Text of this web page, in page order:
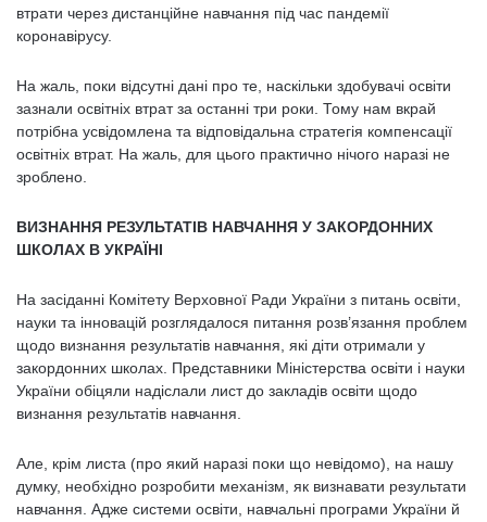
втрати через дистанційне навчання під час пандемії
коронавірусу.
На жаль, поки відсутні дані про те, наскільки здобувачі освіти
зазнали освітніх втрат за останні три роки. Тому нам вкрай
потрібна усвідомлена та відповідальна стратегія компенсації
освітніх втрат. На жаль, для цього практично нічого наразі не
зроблено.
ВИЗНАННЯ РЕЗУЛЬТАТІВ НАВЧАННЯ У ЗАКОРДОННИХ
ШКОЛАХ В УКРАЇНІ
На засіданні Комітету Верховної Ради України з питань освіти,
науки та інновацій розглядалося питання розв’язання проблем
щодо визнання результатів навчання, які діти отримали у
закордонних школах. Представники Міністерства освіти і науки
України обіцяли надіслали лист до закладів освіти щодо
визнання результатів навчання.
Але, крім листа (про який наразі поки що невідомо), на нашу
думку, необхідно розробити механізм, як визнавати результати
навчання. Адже системи освіти, навчальні програми України й